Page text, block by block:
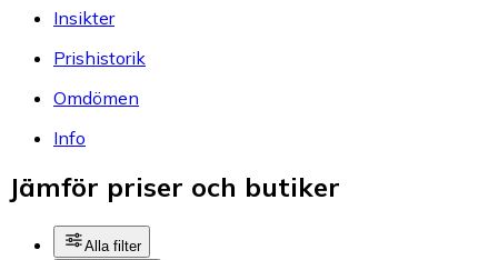
Insikter
Prishistorik
Omdömen
Info
Jämför priser och butiker
Alla filter